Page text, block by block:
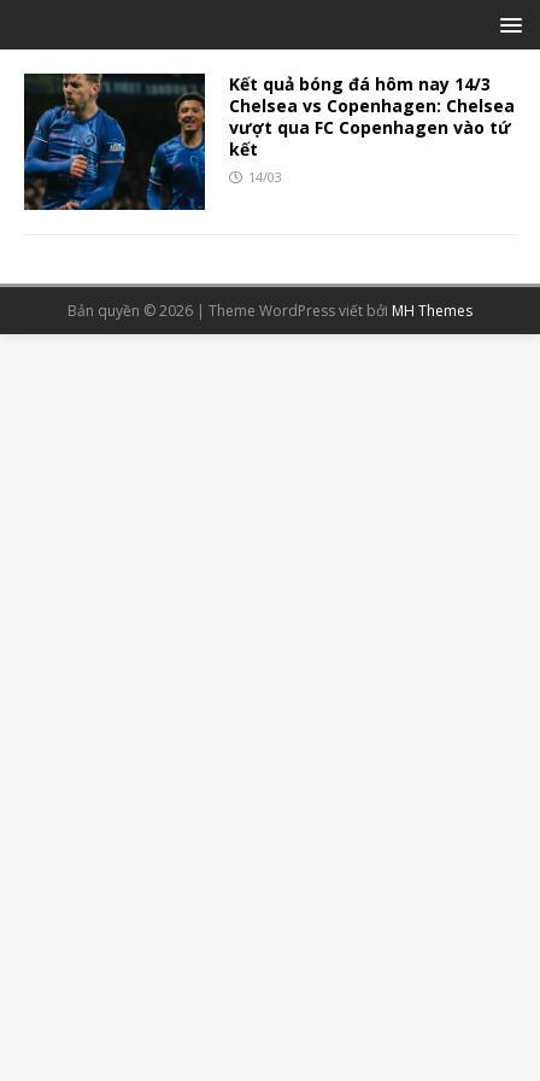
Kết quả bóng đá hôm nay 14/3
Chelsea vs Copenhagen: Chelsea
vượt qua FC Copenhagen vào tứ
kết
14/03
Bản quyền © 2026 | Theme WordPress viết bởi MH Themes